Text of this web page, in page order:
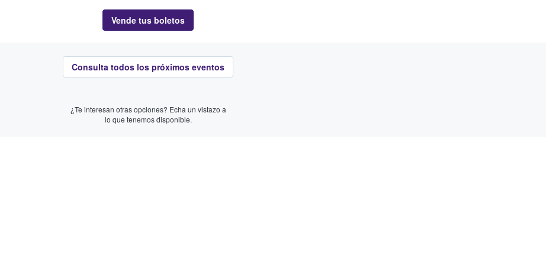
Vende tus boletos
Consulta todos los próximos eventos
¿Te interesan otras opciones? Echa un vistazo a
lo que tenemos disponible.